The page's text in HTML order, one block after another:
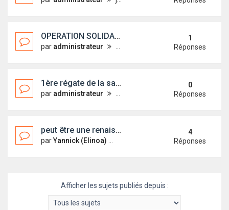
OPERATION SOLIDAIRE pour RESSUSCITER un FIRST 18
par administrateur
1
Réponses
1ère régate de la saison de la Classe Micro.
par administrateur
0
Réponses
peut être une renaissance pour un FIRST 18 Abandonné
parYannick (Elinoa) lun. 7 déc. 2015 13:07
4
Réponses
Afficher les sujets publiés depuis :